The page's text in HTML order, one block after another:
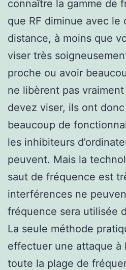
connaître la gamme de
que RF diminue avec le
distance, à moins que
viser très
proche ou avoir
ne libèrent pas
devez viser, ils ont
beaucoup de
les inhibiteurs
peuvent. Mais la
saut de fréquence est
interférences ne
fréquence sera utilisée
La seule méthode
effectuer une attaque à
toute la plage de